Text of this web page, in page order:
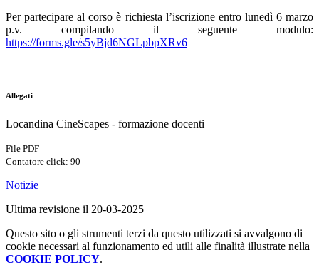
Per partecipare al corso è richiesta l’iscrizione entro lunedì 6 marzo
p.v. compilando il seguente modulo:
https://forms.gle/s5yBjd6NGLpbpXRv6
Allegati
Locandina CineScapes - formazione docenti
File PDF
Contatore click: 90
Notizie
Ultima revisione il 20-03-2025
Questo sito o gli strumenti terzi da questo utilizzati si avvalgono di
cookie necessari al funzionamento ed utili alle finalità illustrate nella
COOKIE POLICY.